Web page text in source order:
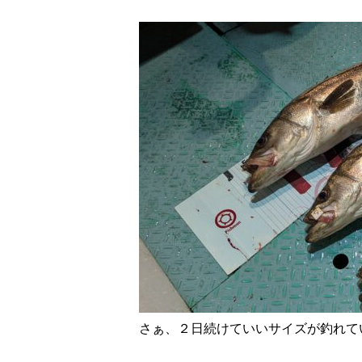
さぁ、２日続けていいサイズが釣れ